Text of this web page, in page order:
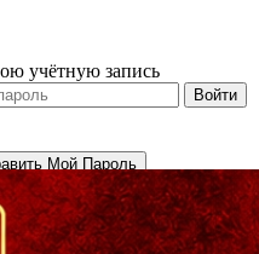
учётную запись